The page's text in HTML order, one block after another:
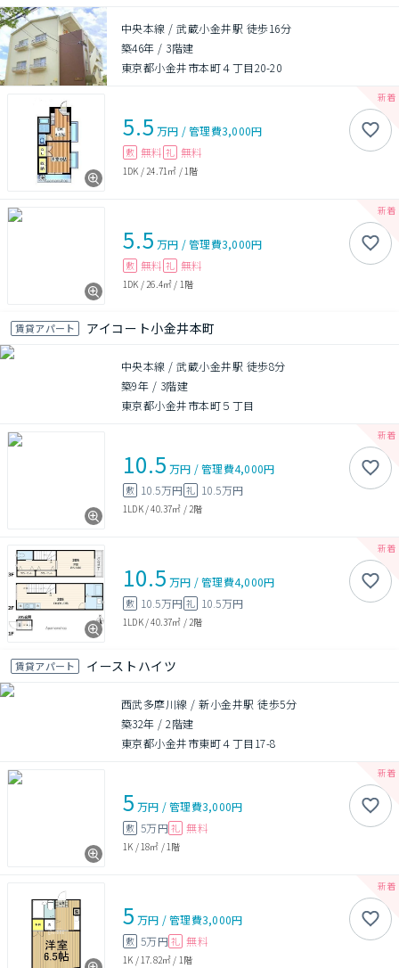
中央本線 / 武蔵小金井駅 徒歩16分
築46年 / 3階建
東京都小金井市本町４丁目20-20
5.5 万円 /管理費3,000円
敷 無料 礼 無料
1DK / 24.71㎡ / 1階
5.5 万円 /管理費3,000円
敷 無料 礼 無料
1DK / 26.4㎡ / 1階
賃貸アパート アイコート小金井本町
中央本線 / 武蔵小金井駅 徒歩8分
築9年 / 3階建
東京都小金井市本町５丁目
10.5 万円 /管理費4,000円
敷 10.5万円 礼 10.5万円
1LDK/40.37㎡ / 2階
10.5 万円 /管理費4,000円
敷 10.5万円 礼 10.5万円
1LDK/40.37㎡ / 2階
賃貸アパート イーストハイツ
西武多摩川線 / 新小金井駅 徒歩5分
築32年 /2階建
東京都小金井市東町４丁目17-8
5 万円 /管理費3,000円
敷 5万円 礼 無料
1K / 18㎡ / 1階
5 万円 /管理費3,000円
敷 5万円 礼 無料
1K / 17.82㎡ / 1階